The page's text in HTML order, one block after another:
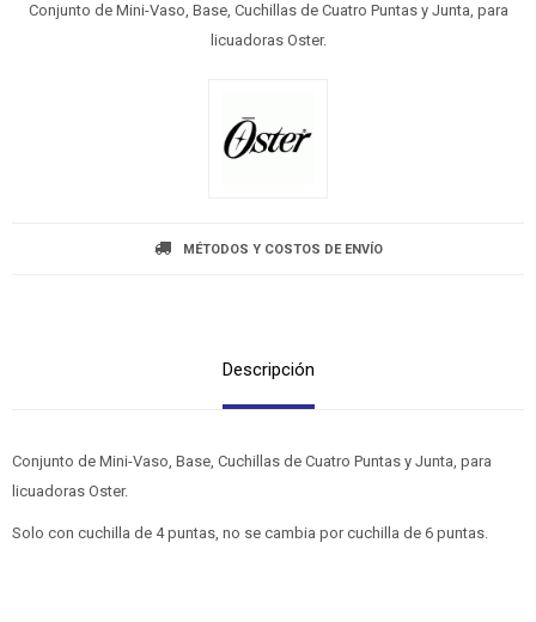
Conjunto de Mini-Vaso, Base, Cuchillas de Cuatro Puntas y Junta, para
licuadoras Oster.
MÉTODOS Y COSTOS DE ENVÍO
Descripción
Conjunto de Mini-Vaso, Base, Cuchillas de Cuatro Puntas y Junta, para
licuadoras Oster.
Solo con cuchilla de 4 puntas, no se cambia por cuchilla de 6 puntas.